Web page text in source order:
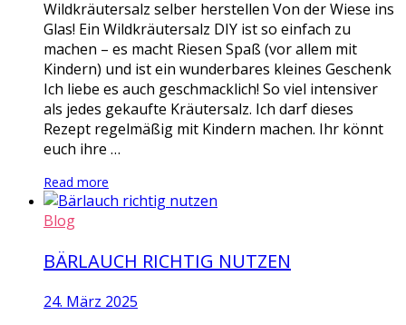
Wildkräutersalz selber herstellen Von der Wiese ins
Glas! Ein Wildkräutersalz DIY ist so einfach zu
machen – es macht Riesen Spaß (vor allem mit
Kindern) und ist ein wunderbares kleines Geschenk
Ich liebe es auch geschmacklich! So viel intensiver
als jedes gekaufte Kräutersalz. Ich darf dieses
Rezept regelmäßig mit Kindern machen. Ihr könnt
euch ihre …
Read more
Blog
BÄRLAUCH RICHTIG NUTZEN
24. März 2025